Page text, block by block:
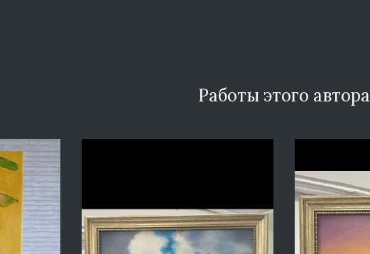
Работы этого автора